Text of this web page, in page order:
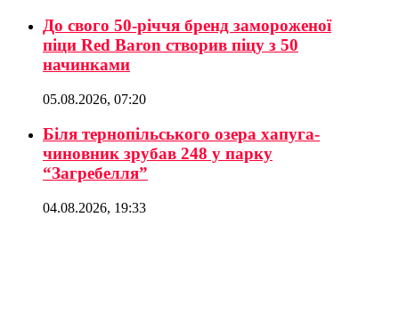
До свого 50-річчя бренд замороженої
піци Red Baron створив піцу з 50
начинками
05.08.2026, 07:20
Біля тернопільського озера хапуга-
чиновник зрубав 248 у парку
“Загребелля”
04.08.2026, 19:33